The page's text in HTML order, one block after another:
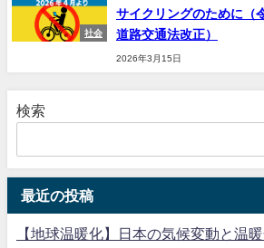
社会
サイクリングのために（
道路交通法改正）
2026年3月15日
検索
最近の投稿
【地球温暖化】日本の気候変動と温